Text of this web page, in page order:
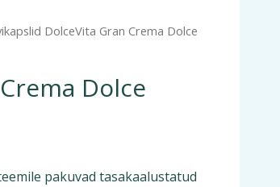
DolceVita Gran Crema Dolce
Dolce
pakuvad tasakaalustatud